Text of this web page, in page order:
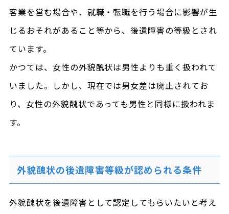
客業を営む場合や、就職・転職を行う場合に影響が生
じるおそれがあること等から、後遺障害の等級とされ
ています。
かつては、女性の外貌醜状は男性よりも重く扱われて
いました。しかし、現在では男女差は廃止されてお
り、女性の外貌醜状であっても男性と同様に扱われま
す。
外貌醜状の後遺障害等級が認められる条件
外貌醜状を後遺障害として認定してもらいたいと考え